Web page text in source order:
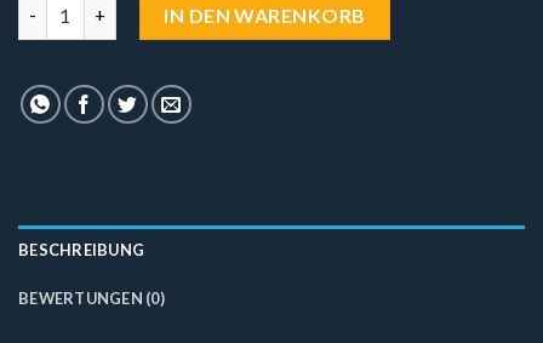
IN DEN WARENKORB
BESCHREIBUNG
BEWERTUNGEN (0)